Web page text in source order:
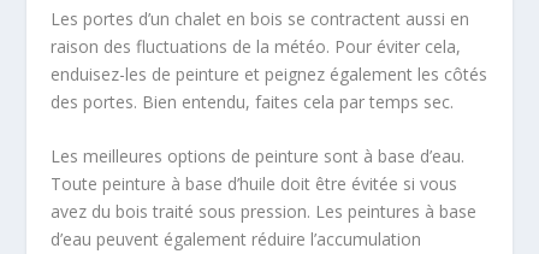
Les portes d’un chalet en bois se contractent aussi en
raison des fluctuations de la météo. Pour éviter cela,
enduisez-les de peinture et peignez également les côtés
des portes. Bien entendu, faites cela par temps sec.
Les meilleures options de peinture sont à base d’eau.
Toute peinture à base d’huile doit être évitée si vous
avez du bois traité sous pression. Les peintures à base
d’eau peuvent également réduire l’accumulation